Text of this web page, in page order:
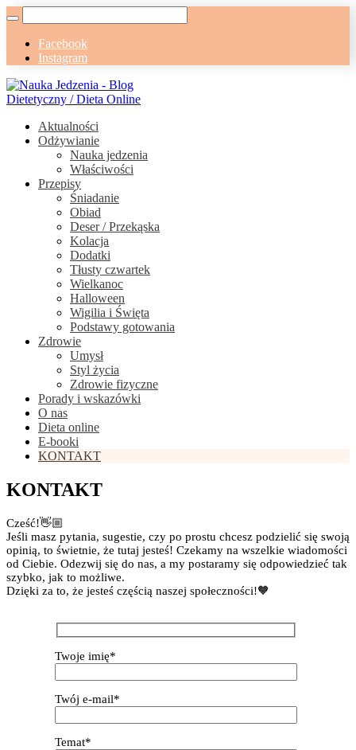
Facebook
Instagram
Aktualności
Odżywianie
Nauka jedzenia
Właściwości
Przepisy
Śniadanie
Obiad
Deser / Przekąska
Kolacja
Dodatki
Tłusty czwartek
Wielkanoc
Halloween
Wigilia i Święta
Podstawy gotowania
Zdrowie
Umysł
Styl życia
Zdrowie fizyczne
Porady i wskazówki
O nas
Dieta online
E-booki
KONTAKT
KONTAKT
Cześć!👋🏼
Jeśli masz pytania, sugestie, czy po prostu chcesz podzielić się swoją
opinią, to świetnie, że tutaj jesteś! Czekamy na wszelkie wiadomości
od Ciebie. Odezwij się do nas, a my postaramy się odpowiedzieć tak
szybko, jak to możliwe.
Dzięki za to, że jesteś częścią naszej społeczności!🧡
Twoje imię*
Twój e-mail*
Temat*